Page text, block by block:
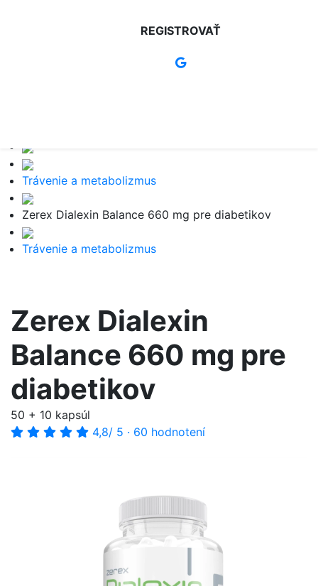
REGISTROVAŤ
Trávenie a metabolizmus
Zerex Dialexin Balance 660 mg pre diabetikov
Trávenie a metabolizmus
Zerex Dialexin
Balance 660 mg pre
diabetikov
50 + 10 kapsúl
4,8/ 5 · 60 hodnotení